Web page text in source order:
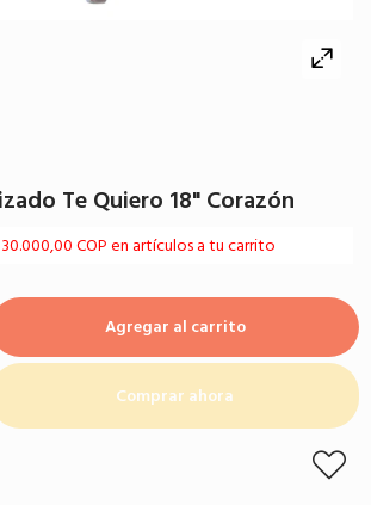
Te Quiero 18" Corazón
COP en artículos a tu carrito
Agregar al carrito
Comprar ahora